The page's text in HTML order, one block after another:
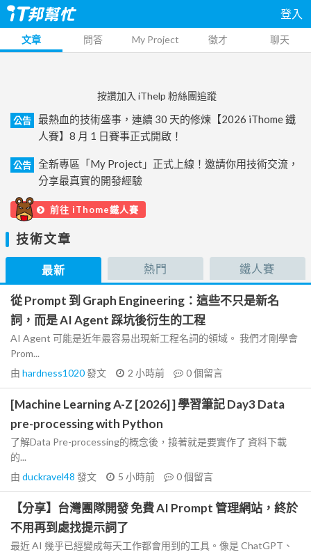
登入
文章 問答 My Project 徵才 聊天
按讚加入 iThelp 粉絲團追蹤
公告
最熱血的技術盛事，連續 30 天的修煉【2026 iThome 鐵
人賽】8 月 1 日賽事正式開啟！
公告
全新專區「My Project」正式上線！邀請你用技術交流，
分享最真實的開發經驗
前往 iThome鐵人賽
技術文章
最新 熱門 鐵人賽
從 Prompt 到 Graph Engineering：這些不只是新名
詞，而是 AI Agent 踩坑後衍生的工程
AI Agent 可能是近年最容易出現新工程名詞的領域。 我們才剛學會
Prom...
由 hardness1020發文 2 小時前 0個留言
[Machine Learning A-Z [2026] ] 學習筆記 Day3 Data
pre-processing with Python
了解Data Pre-processing的概念後，接著就是要實作了 資料下載
的...
由 duckravel48 發文 5 小時前 0個留言
【分享】台灣團隊開發 免費 AI Prompt 管理網站，終於
不用再到處找提示詞了
最近 AI 幾乎已經變成每天工作都會用到的工具。像是 ChatGPT、